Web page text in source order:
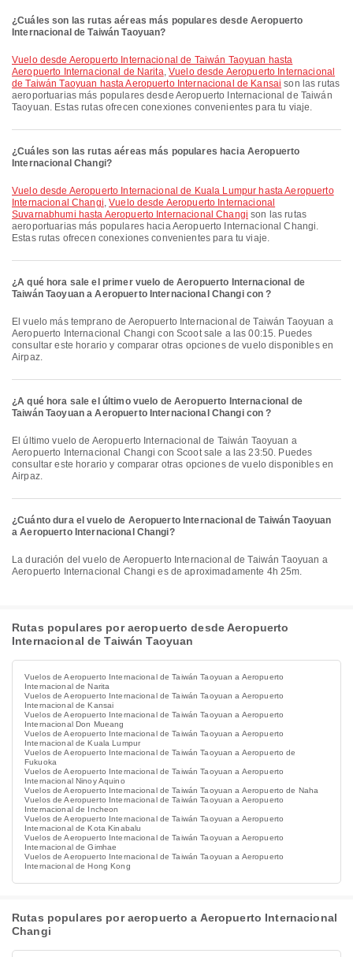
¿Cuáles son las rutas aéreas más populares desde Aeropuerto
Internacional de Taiwán Taoyuan?
Vuelo desde Aeropuerto Internacional de Taiwán Taoyuan hasta
Aeropuerto Internacional de Narita,Vuelo desde Aeropuerto Internacional
de Taiwán Taoyuan hasta Aeropuerto Internacional de Kansai son las rutas
aeroportuarias más populares desde Aeropuerto Internacional de Taiwán
Taoyuan. Estas rutas ofrecen conexiones convenientes para tu viaje.
¿Cuáles son las rutas aéreas más populares hacia Aeropuerto
Internacional Changi?
Vuelo desde Aeropuerto Internacional de Kuala Lumpur hasta Aeropuerto
Internacional Changi,Vuelo desde Aeropuerto Internacional
Suvarnabhumi hasta Aeropuerto Internacional Changi son las rutas
aeroportuarias más populares hacia Aeropuerto Internacional Changi.
Estas rutas ofrecen conexiones convenientes para tu viaje.
¿A qué hora sale el primer vuelo de Aeropuerto Internacional de
Taiwán Taoyuan a Aeropuerto Internacional Changi con ?
El vuelo más temprano de Aeropuerto Internacional de Taiwán Taoyuan a
Aeropuerto Internacional Changi con Scoot sale a las 00:15. Puedes
consultar este horario y comparar otras opciones de vuelo disponibles en
Airpaz.
¿A qué hora sale el último vuelo de Aeropuerto Internacional de
Taiwán Taoyuan a Aeropuerto Internacional Changi con ?
El último vuelo de Aeropuerto Internacional de Taiwán Taoyuan a
Aeropuerto Internacional Changi con Scoot sale a las 23:50. Puedes
consultar este horario y comparar otras opciones de vuelo disponibles en
Airpaz.
¿Cuánto dura el vuelo de Aeropuerto Internacional de Taiwán Taoyuan
a Aeropuerto Internacional Changi?
La duración del vuelo de Aeropuerto Internacional de Taiwán Taoyuan a
Aeropuerto Internacional Changi es de aproximadamente 4h 25m.
Rutas populares por aeropuerto desde Aeropuerto
Internacional de Taiwán Taoyuan
Vuelos de Aeropuerto Internacional de Taiwán Taoyuan a Aeropuerto
Internacional de Narita
Vuelos de Aeropuerto Internacional de Taiwán Taoyuan a Aeropuerto
Internacional de Kansai
Vuelos de Aeropuerto Internacional de Taiwán Taoyuan a Aeropuerto
Internacional Don Mueang
Vuelos de Aeropuerto Internacional de Taiwán Taoyuan a Aeropuerto
Internacional de Kuala Lumpur
Vuelos de Aeropuerto Internacional de Taiwán Taoyuan a Aeropuerto de
Fukuoka
Vuelos de Aeropuerto Internacional de Taiwán Taoyuan a Aeropuerto
Internacional Ninoy Aquino
Vuelos de Aeropuerto Internacional de Taiwán Taoyuan a Aeropuerto de Naha
Vuelos de Aeropuerto Internacional de Taiwán Taoyuan a Aeropuerto
Internacional de Incheon
Vuelos de Aeropuerto Internacional de Taiwán Taoyuan a Aeropuerto
Internacional de Kota Kinabalu
Vuelos de Aeropuerto Internacional de Taiwán Taoyuan a Aeropuerto
Internacional de Gimhae
Vuelos de Aeropuerto Internacional de Taiwán Taoyuan a Aeropuerto
Internacional de Hong Kong
Rutas populares por aeropuerto a Aeropuerto Internacional
Changi